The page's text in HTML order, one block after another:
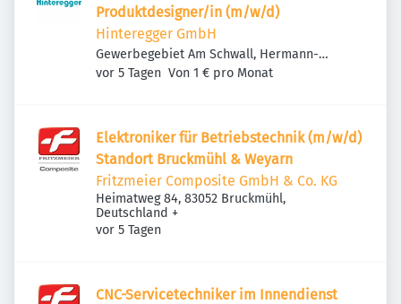
Produktdesigner/in (m/w/d)
Hinteregger GmbH
Gewerbegebiet Am Schwall, Hermann-
Oberth-Straße 14, 83052 Bruckmühl,
Veröffentlicht:
vor 5 Tagen Von 1 € pro Monat
Elektroniker für Betriebstechnik (m/w/d)
Standort Bruckmühl & Weyarn
Fritzmeier Composite GmbH & Co. KG
Heimatweg 84, 83052 Bruckmühl,
Deutschland +
Veröffentlicht
vor 5 Tagen
CNC-Servicetechniker im Innendienst